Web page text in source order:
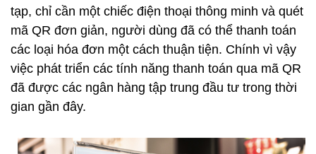
tạp, chỉ cần một chiếc điện thoại thông minh và quét
mã QR đơn giản, người dùng đã có thể thanh toán
các loại hóa đơn một cách thuận tiện. Chính vì vậy
việc phát triển các tính năng thanh toán qua mã QR
đã được các ngân hàng tập trung đầu tư trong thời
gian gần đây.